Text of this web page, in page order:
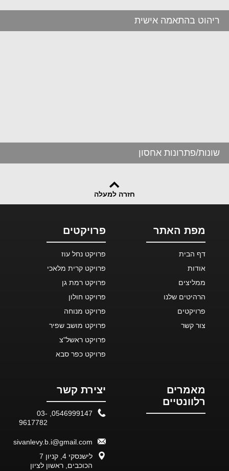
ריהוט בהתאמה אישית
שונות/פתרונות אחסון
חזרה למעלה
מפת האתר
דף הבית
אודות
ממליצים
הרהיטים שלנו
פרויקטים
צור קשר
פרויקטים
פרויקט נחל עוז
פרויקט קרית מלאכי
פרויקט רמת גן
פרויקט חולון
פרויקט מנוחה
פרויקט מושב שפיר
פרויקט ראשל"צ
פרויקט כפר סבא
מאמרים
רלוונטיים
יצירת קשר
0546999147
03-
9617782
sivanlevy.b.i@gmail.com
לישנסקי 4, קניון 7
הכוכבים, ראשון לציון